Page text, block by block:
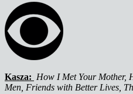
Kasza: How I Met Your Mother,
Men, Friends with Better Lives,